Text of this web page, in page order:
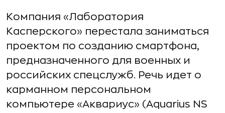
Компания «Лаборатория
Касперского» перестала заниматься
проектом по созданию смартфона,
предназначенного для военных и
российских спецслужб. Речь идет о
карманном персональном
компьютере «Аквариус» (Aquarius NS